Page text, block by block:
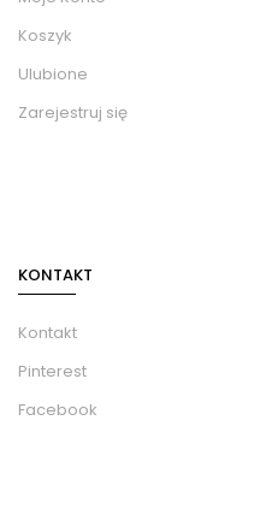
Koszyk
Ulubione
Zarejestruj się
KONTAKT
Kontakt
Pinterest
Facebook